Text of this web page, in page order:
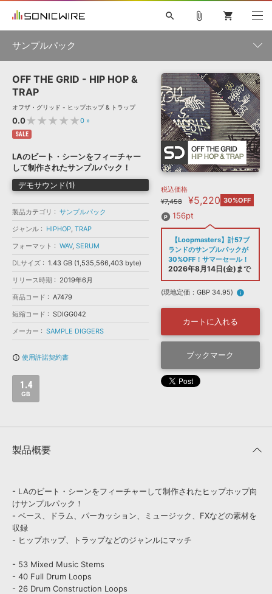
ソフト音源 »
プラグイン・エフェクト »
サンプルパック »
ソフトウェア／ツール »
DAW »
効果音 »
BGM »
キャンペーン »
特集 »
ニュースレター »
SONICWIREブログ »
製品サポート情報 »
DTMガイド »
FAQ »
お問い合わせ »
音楽カード
楽曲配信流通 サービス
無償のサウンド管理ソフト
次世代型 ボーカル・エディタ
APS
SLS
search
初音ミク NT 鏡音リン・レン V4X 巡音ルカ V4X
MEIKO V3
KAITO V3
TOONTRACK
SPITFIRE AUDIO
VIENNA
EZ DRUMMER 3 SERUM
ライセンスフリーBGM
ボーカル抜き出し
DUBSTEP
MUTANT
ROUTER.FM
SONOCA
ソフト音源 プラグイン・エフェクト
ソフトウェア／ツール 効果音
attach_file shopping_cart
サンプルパック
製品一覧
ジャンル
フォーマット
ランキング
OFF THE GRID - HIP HOP &
TRAP
オフザ・グリッド - ヒップホップ & トラップ
0.0★★★★★0 »
SALE
LAのビート・シーンをフィーチャー
して制作されたサンプルパック！
デモサウンド(1)
製品カテゴリ
サンプルパック
ジャンル
HIPHOP, TRAP
フォーマット
WAV, SERUM
DLサイズ
1.43 GB (1,535,566,403 byte)
リリース時期
2019年6月
商品コード
A7479
短縮コード
SDIGG042
メーカー
SAMPLE DIGGERS
info_outline 使用許諾契約書
1.4
GB
税込価格
¥7,458
¥5,220 30%OFF
156pt
【Loopmasters】計57ブ
ランドのサンプルパックが
30%OFF！サマーセール！
2026年8月14日(金)まで
(現地定価：GBP 34.95) info
カートに入れる
ブックマーク
製品概要
- LAのビート・シーンをフィーチャーして制作されたヒップホップ向
けサンプルパック！
- ベース、ドラム、パーカッション、ミュージック、FXなどの素材を
収録
- ヒップホップ、トラップなどのジャンルにマッチ
- 53 Mixed Music Stems
- 40 Full Drum Loops
- 26 Drum Construction Loops